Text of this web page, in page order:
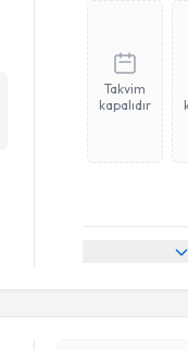
Takvim
kapalıdır